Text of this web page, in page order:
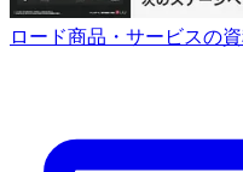
ロード商品・サービスの